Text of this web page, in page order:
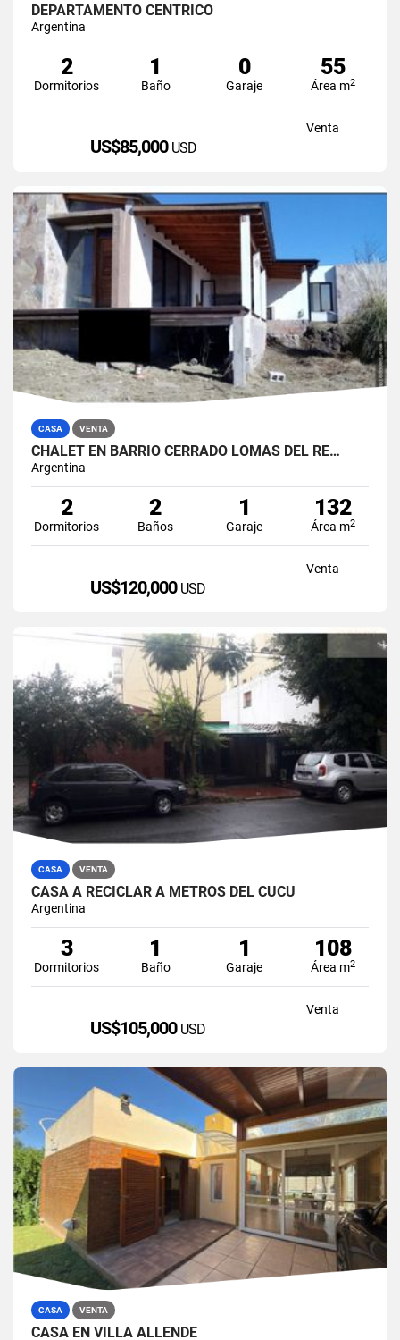
DEPARTAMENTO CENTRICO
Argentina
2
Dormitorios
1
Baño
0
Garaje
55
Área m2
Venta
US$85,000 USD
CASA VENTA
CHALET EN BARRIO CERRADO LOMAS DEL RE…
Argentina
2
Dormitorios
2
Baños
1
Garaje
132
Área m2
Venta
US$120,000 USD
CASA VENTA
CASA A RECICLAR A METROS DEL CUCÚ
Argentina
3
Dormitorios
1
Baño
1
Garaje
108
Área m2
Venta
US$105,000 USD
CASA VENTA
CASA EN VILLA ALLENDE